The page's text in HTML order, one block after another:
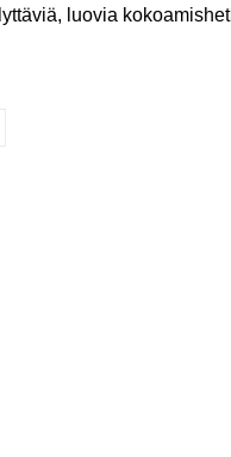
luovia